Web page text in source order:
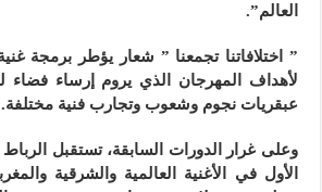
العالم”.
” اختلافاتنا تجمعنا ” شعار يؤطر برمجة
لأهداف المهرجان الذي يروم إرساء فضاء
عبقريات نجوم وشعوب وتجارب فنية مختلفة.
وعلى غرار الدورات السابقة، تستقبل
الأول في الأغنية العالمية والشرقية